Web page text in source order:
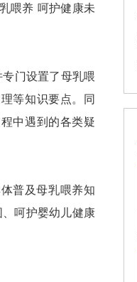
喂养 呵护健康未
门设置了母乳喂
等知识要点。同
中遇到的各类疑
普及母乳喂养知
呵护婴幼儿健康